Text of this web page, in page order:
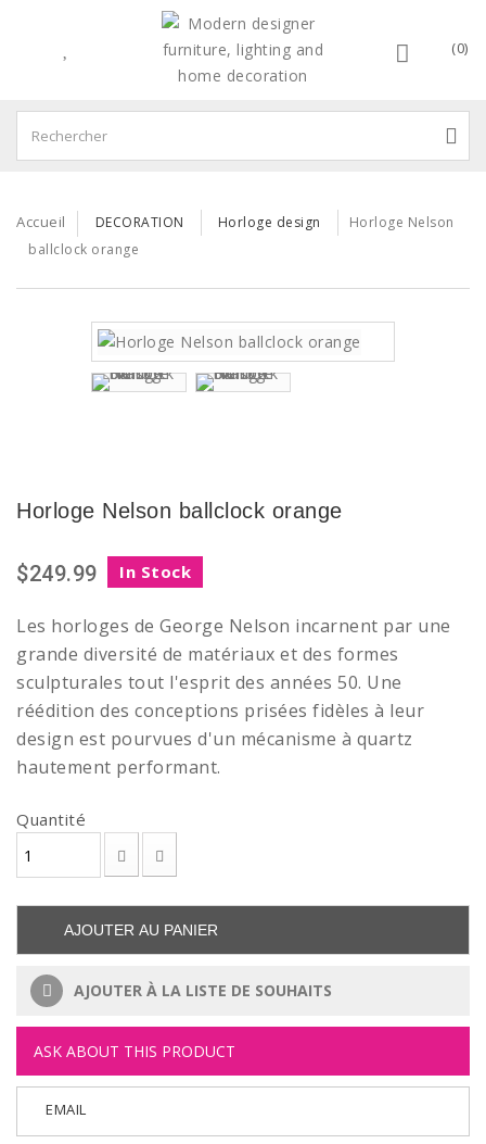
(0)
Accueil DECORATION Horloge design
Horloge Nelson
ballclock orange
Horloge Nelson ballclock orange
$249.99 In Stock
Les horloges de George Nelson incarnent par une
grande diversité de matériaux et des formes
sculpturales tout l'esprit des années 50. Une
réédition des conceptions prisées fidèles à leur
design est pourvues d'un mécanisme à quartz
hautement performant.
Quantité
AJOUTER AU PANIER
AJOUTER À LA LISTE DE SOUHAITS
ASK ABOUT THIS PRODUCT
EMAIL